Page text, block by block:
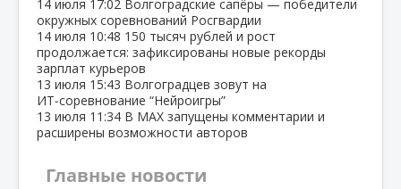
14 июля 17:02 Волгоградские сапёры — победители
окружных соревнований Росгвардии
14 июля 10:48 150 тысяч рублей и рост
продолжается: зафиксированы новые рекорды
зарплат курьеров
13 июля 15:43 Волгоградцев зовут на
ИТ‑соревнование “Нейроигры”
13 июля 11:34 В МАХ запущены комментарии и
расширены возможности авторов
Главные новости